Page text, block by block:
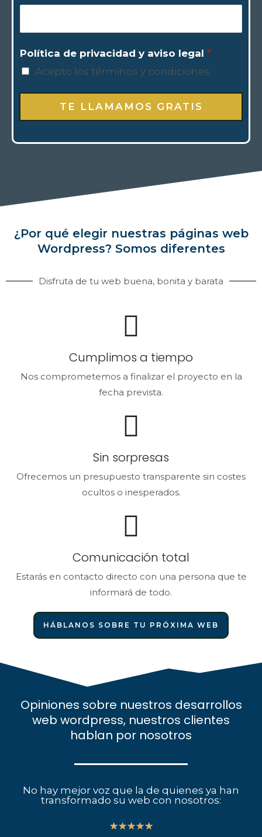
Política de privacidad y aviso legal *
Acepto los términos y condiciones.
TE LLAMAMOS GRATIS
¿Por qué elegir nuestras páginas web
Wordpress? Somos diferentes
Disfruta de tu web buena, bonita y barata
Cumplimos a tiempo
Nos comprometemos a finalizar el proyecto en la
fecha prevista.
Sin sorpresas
Ofrecemos un presupuesto transparente sin costes
ocultos o inesperados.
Comunicación total
Estarás en contacto directo con una persona que te
informará de todo.
HÁBLANOS SOBRE TU PRÓXIMA WEB
Opiniones sobre nuestros desarrollos
web wordpress, nuestros clientes
hablan por nosotros
No hay mejor voz que la de quienes ya han
transformado su web con nosotros:
★★★★★5/5